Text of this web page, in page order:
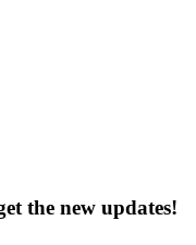
the new updates!